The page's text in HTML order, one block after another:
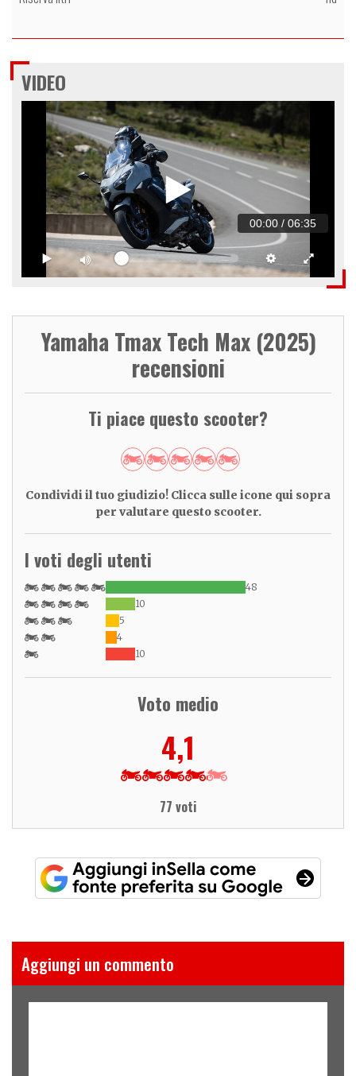
VIDEO
00:00 / 06:35
Yamaha Tmax Tech Max (2025)
recensioni
Ti piace questo scooter?
Condividi il tuo giudizio! Clicca sulle icone qui sopra
per valutare questo scooter.
I voti degli utenti
48
10
5
4
10
Voto medio
4,1
77 voti
Aggiungi un commento